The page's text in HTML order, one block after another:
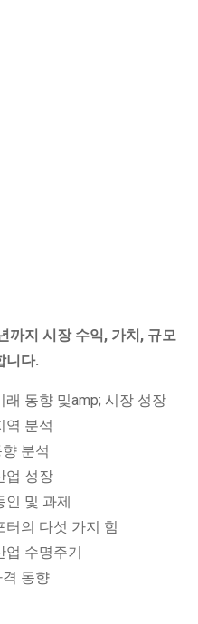
까지 시장 수익, 가치, 규모
니다.
동향 및amp; 시장 성장
역 분석
분석
업 성장
인 및 과제
의 다섯 가지 힘
업 수명주기
동향